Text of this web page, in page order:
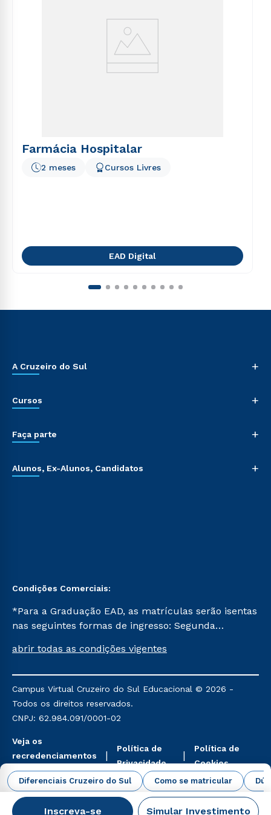
Diferenciais Cruzeiro do Sul Como se matricular
Inscreva-se Simular Investimento
Farmácia Hospitalar
2 meses Cursos Livres
EAD Digital
A Cruzeiro do Sul +
Cursos +
Faça parte +
Alunos, Ex-Alunos, Candidatos +
Condições Comerciais:
*Para a Graduação EAD, as matrículas serão isentas
nas seguintes formas de ingresso: Segunda
Já para as demais, a taxa de matrícula será de R$
mencionadas são referentes aos cursos: Ensino
Religioso, Geografia para a Docência e Metodologia
do Ensino de História: Questões Atuais.
abrir todas as condições vigentes
Campus Virtual Cruzeiro do Sul Educacional © 2026 -
Todos os direitos reservados.
CNPJ: 62.984.091/0001-02
Veja os
recredenciamentos
aqui
Política de
Privacidade
Política de
Cookies